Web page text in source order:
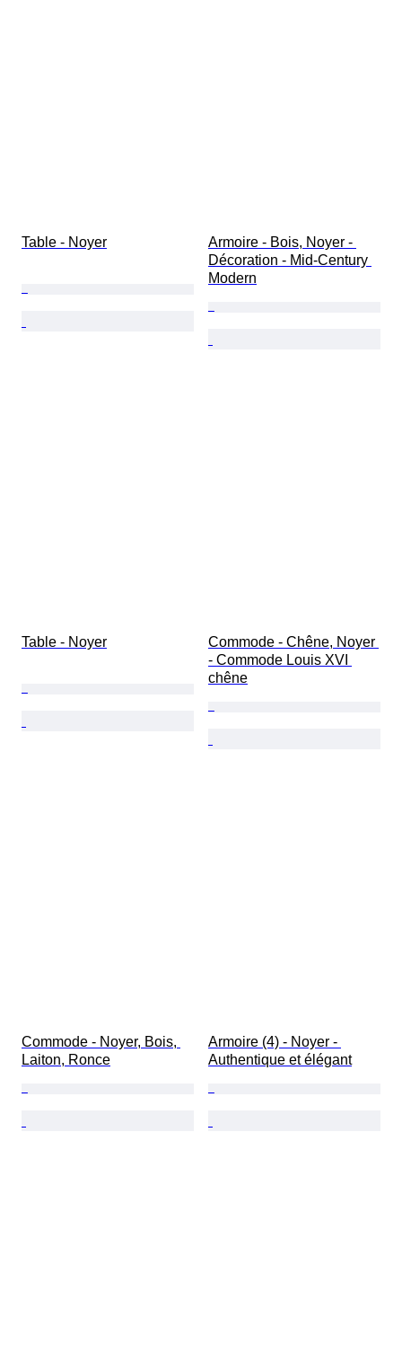
Table - Noyer
Armoire - Bois, Noyer -
Décoration - Mid-Century
Modern
Table - Noyer
Commode - Chêne, Noyer
- Commode Louis XVI
chêne
Commode - Noyer, Bois,
Laiton, Ronce
Armoire (4) - Noyer -
Authentique et élégant